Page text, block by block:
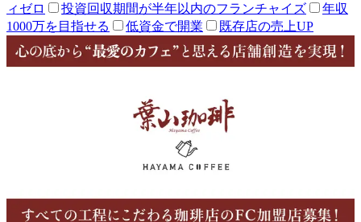
ィゼロ
投資回収期間が半年以内のフランチャイズ
年収
1000万を目指せる
低資金で開業 既存店の売上UP